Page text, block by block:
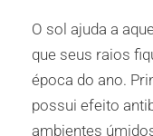
O sol ajuda a
que seus raios
época do ano.
possui efeito
ambientes